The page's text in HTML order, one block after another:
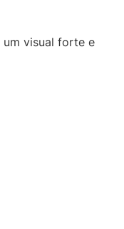
um visual forte e